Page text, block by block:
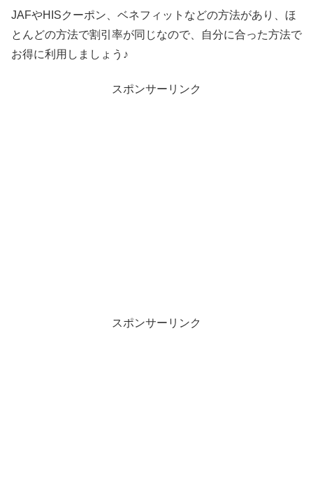
JAFやHISクーポン、ベネフィットなどの方法があり、ほ
とんどの方法で割引率が同じなので、自分に合った方法で
お得に利用しましょう♪
スポンサーリンク
スポンサーリンク